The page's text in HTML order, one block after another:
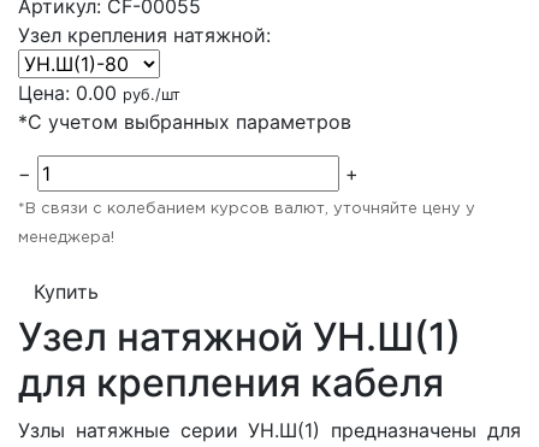
Артикул: CF-00055
Узел крепления натяжной:
Цена: 0.00 руб./шт
*С учетом выбранных параметров
− +
*В связи с колебанием курсов валют, уточняйте цену у
менеджера!
Купить
Узел натяжной УН.Ш(1)
для крепления кабеля
Узлы натяжные серии УН.Ш(1) предназначены для